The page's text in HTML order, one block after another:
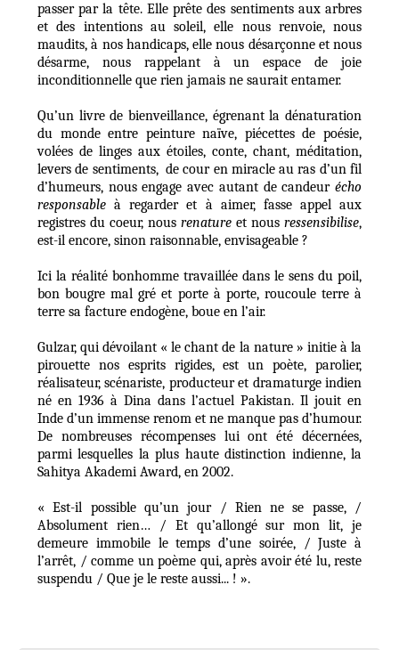
passer par la tête. Elle prête des sentiments aux arbres
et des intentions au soleil, elle nous renvoie, nous
maudits, à nos handicaps, elle nous désarçonne et nous
désarme, nous rappelant à un espace de joie
inconditionnelle que rien jamais ne saurait entamer.
Qu’un livre de bienveillance, égrenant la dénaturation
du monde entre peinture naïve, piécettes de poésie,
volées de linges aux étoiles, conte, chant, méditation,
levers de sentiments, de cour en miracle au ras d’un fil
d’humeurs, nous engage avec autant de candeur écho
responsableà regarder et à aimer, fasse appel aux
registres du coeur, nous renature et nous ressensibilise,
est-il encore, sinon raisonnable, envisageable ?
Ici la réalité bonhomme travaillée dans le sens du poil,
bon bougre mal gré et porte à porte, roucoule terre à
terre sa facture endogène, boue en l’air.
Gulzar, qui dévoilant « le chant de la nature » initie à la
pirouette nos esprits rigides, est un poète, parolier,
réalisateur, scénariste, producteur et dramaturge indien
né en 1936 à Dina dans l’actuel Pakistan. Il jouit en
Inde d’un immense renom et ne manque pas d’humour.
De nombreuses récompenses lui ont été décernées,
parmi lesquelles la plus haute distinction indienne, la
Sahitya Akademi Award, en 2002.
« Est-il possible qu’un jour / Rien ne se passe, /
Absolument rien… / Et qu’allongé sur mon lit, je
demeure immobile le temps d’une soirée, / Juste à
l’arrêt, / comme un poème qui, après avoir été lu, reste
suspendu / Que je le reste aussi... ! ».